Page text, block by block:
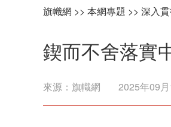
旗幟網 >> 本網專題 >> 深入
鍥而不舍落實
來源： 旗幟網 2025年09